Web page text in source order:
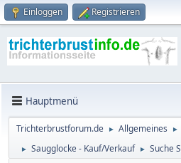
Einloggen Registrieren
Hauptmenü
Trichterbrustforum.de ► Allgemeines ►
► Saugglocke - Kauf/Verkauf ► Suche